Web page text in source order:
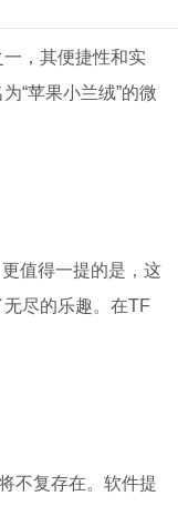
，其便捷性和实
“苹果小兰绒”的微
值得一提的是，这
尽的乐趣。在TF
不复存在。软件提